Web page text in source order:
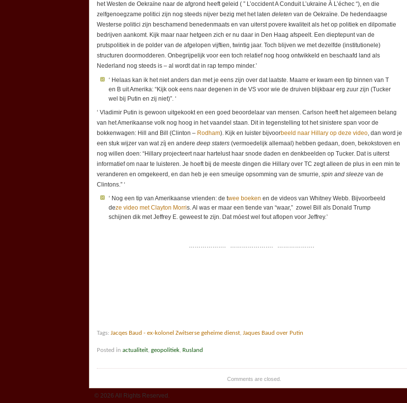
het Westen de Oekraïne naar de afgrond heeft geleid ( ” L’occident A Conduit L’ukraine À L’échec “), en die
zelfgenoegzame politici zijn nog steeds nijver bezig met het laten deleten van de Oekraïne. De hedendaagse
Westerse politici zijn beschamend benedenmaats en van uiterst povere kwaliteit als het op politiek en dilpomatie
bedrijven aankomt. Kijk maar naar hetgeen zich er nu daar in Den Haag afspeelt. Een dieptepunt van de
prutspolitiek in de polder van de afgelopen vijftien, twintig jaar. Toch blijven we met dezelfde (institutionele)
structuren doormodderen. Onbegrijpelijk voor een toch relatief nog hoog ontwikkeld en beschaafd land als
Nederland nog steeds is – al wordt dat in rap tempo minder.’
‘ Helaas kan ik het niet anders dan met je eens zijn over dat laatste. Maarre er kwam een tip binnen van T
en B uit Amerika: “Kijk ook eens naar degenen in de VS voor wie de druiven blijkbaar erg zuur zijn (Tucker
wel bij Putin en zij niet)”. ‘
‘ Vladimir Putin is gewoon uitgekookt en een goed beoordelaar van mensen. Carlson heeft het algemeen belang
van het Amerikaanse volk nog hoog in het vaandel staan. Dit in tegenstelling tot het sinistere span voor de
bokkenwagen: Hill and Bill (Clinton – Rodham). Kijk en luister bijvoorbeeld naar Hillary op deze video, dan word je
een stuk wijzer van wat zíj en andere deep staters (vermoedelijk allemaal) hebben gedaan, doen, bekokstoven en
nog willen doen: “Hillary projecteert naar hartelust haar snode daden en denkbeelden op Tucker. Dat is uiterst
informatief om naar te luisteren. Je hoeft bij de meeste dingen die Hillary over TC zegt alleen de plus in een min te
veranderen en omgekeerd, en dan heb je een smeuïge opsomming van de smurrie, spin and sleeze van de
Clintons.” ‘
‘ Nog een tip van Amerikaanse vrienden: de twee boeken en de videos van Whitney Webb. Bijvoorbeeld
deze video met Clayton Morris. Al was er maar een tiende van “waar,” zowel Bill als Donald Trump
schijnen dik met Jeffrey E. geweest te zijn. Dat móest wel fout aflopen voor Jeffrey.’
………………. …………………. ……………….
Tags: Jacqes Baud - ex-kolonel Zwitserse geheime dienst Jaques Baud over Putin
Posted in actualiteit geopolitiek Rusland
Comments are closed.
© 2026 All Rights Reserved.